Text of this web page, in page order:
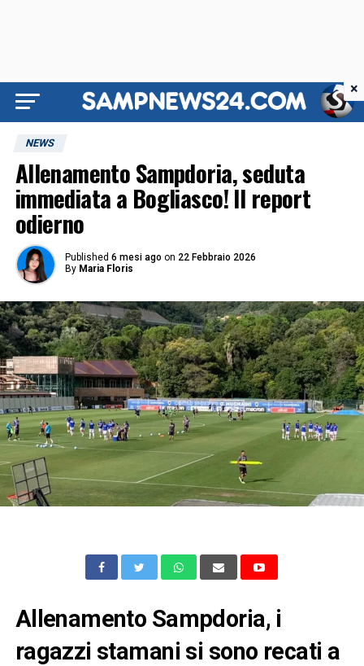
NEWS
Allenamento Sampdoria, seduta
immediata a Bogliasco! Il report
odierno
Published 6 mesi ago on 22 Febbraio 2026
By Maria Floris
Allenamento Sampdoria, i
ragazzi stamani si sono recati a
×